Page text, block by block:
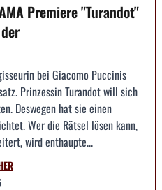
Premiere "Turandot"
bei Giacomo Puccinis
Prinzessin Turandot will sich
Deswegen hat sie einen
Wer die Rätsel lösen kann,
wird enthaupte...